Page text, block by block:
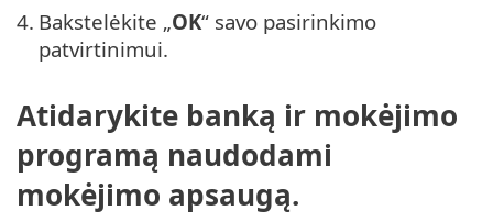
4. Bakstelėkite „OK“ savo pasirinkimo
patvirtinimui.
Atidarykite banką ir mokėjimo
programą naudodami
mokėjimo apsaugą.